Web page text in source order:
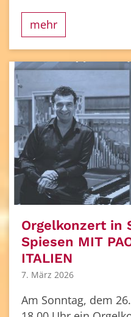
mehr
Orgelkonzert in
Spiesen MIT
ITALIEN
7. März 2026
Am Sonntag, dem